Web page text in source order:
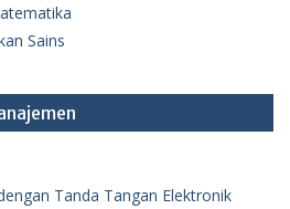
Sains
Tanda Tangan Elektronik